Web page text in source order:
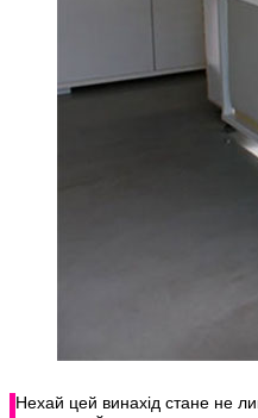
Нехай цей винахід стане не